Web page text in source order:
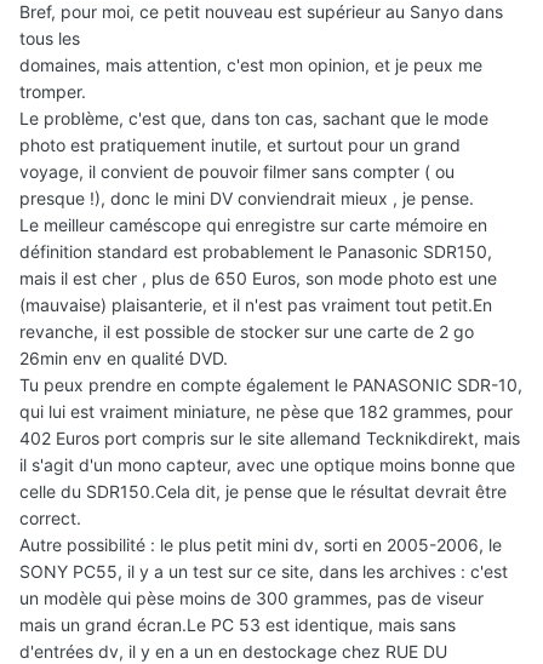
Bref, pour moi, ce petit nouveau est supérieur au Sanyo dans
tous les
domaines, mais attention, c'est mon opinion, et je peux me
tromper.
Le problème, c'est que, dans ton cas, sachant que le mode
photo est pratiquement inutile, et surtout pour un grand
voyage, il convient de pouvoir filmer sans compter ( ou
presque !), donc le mini DV conviendrait mieux , je pense.
Le meilleur caméscope qui enregistre sur carte mémoire en
définition standard est probablement le Panasonic SDR150,
mais il est cher , plus de 650 Euros, son mode photo est une
(mauvaise) plaisanterie, et il n'est pas vraiment tout petit.En
revanche, il est possible de stocker sur une carte de 2 go
26min env en qualité DVD.
Tu peux prendre en compte également le PANASONIC SDR-10,
qui lui est vraiment miniature, ne pèse que 182 grammes, pour
402 Euros port compris sur le site allemand Tecknikdirekt, mais
il s'agit d'un mono capteur, avec une optique moins bonne que
celle du SDR150.Cela dit, je pense que le résultat devrait être
correct.
Autre possibilité : le plus petit mini dv, sorti en 2005-2006, le
SONY PC55, il y a un test sur ce site, dans les archives : c'est
un modèle qui pèse moins de 300 grammes, pas de viseur
mais un grand écran.Le PC 53 est identique, mais sans
d'entrées dv, il y en a un en destockage chez RUE DU